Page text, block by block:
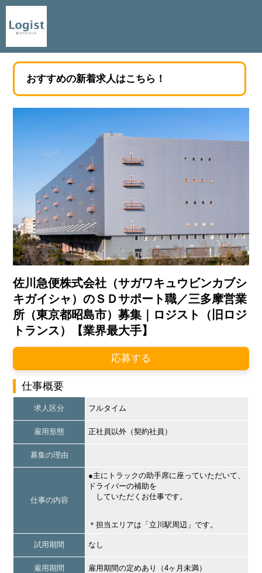
おすすめの新着求人はこちら！
佐川急便株式会社（サガワキュウビンカブシ
キガイシャ）のＳＤサポート職／三多摩営業
所（東京都昭島市）募集｜ロジスト（旧ロジ
トランス）【業界最大手】
応募する
仕事概要
求人区分 フルタイム
雇用形態 正社員以外（契約社員）
募集の理由
仕事の内容
●主にトラックの助手席に座っていただいて、
ドライバーの補助を
していただくお仕事です。
＊担当エリアは「立川駅周辺」です。
試用期間 なし
雇用期間 雇用期間の定めあり（4ヶ月未満）